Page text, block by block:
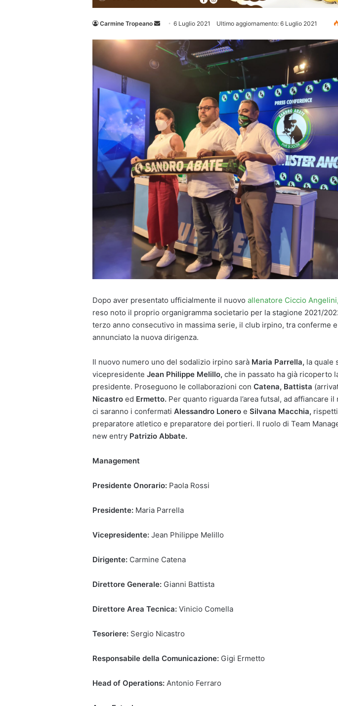
Carmine Tropeano
Invia 6 Luglio 2021 Ultimo aggiornamento: 6 Luglio 2021
Dopo aver presentato ufficialmente il nuovo allenatore Ciccio Angelini,
reso noto il proprio organigramma societario per la stagione 2021/
terzo anno consecutivo in massima serie, il club irpino, tra conferme
annunciato la nuova dirigenza.
Il nuovo numero uno del sodalizio irpino sarà Maria Parrella, la quale
vicepresidente Jean Philippe Melillo, che in passato ha già ricoperto
presidente. Proseguono le collaborazioni con Catena, Battista
Nicastro ed Ermetto. Per quanto riguarda l’area futsal, ad affiancare
ci saranno i confermati Alessandro Lonero e Silvana Macchia,
preparatore atletico e preparatore dei portieri. Il ruolo di Team
new entry Patrizio Abbate.
Management
Presidente Onorario: Paola Rossi
Presidente: Maria Parrella
Vicepresidente: Jean Philippe Melillo
Dirigente: Carmine Catena
Direttore Generale: Gianni Battista
Direttore Area Tecnica: Vinicio Comella
Tesoriere: Sergio Nicastro
Responsabile della Comunicazione: Gigi Ermetto
Head of Operations: Antonio Ferraro